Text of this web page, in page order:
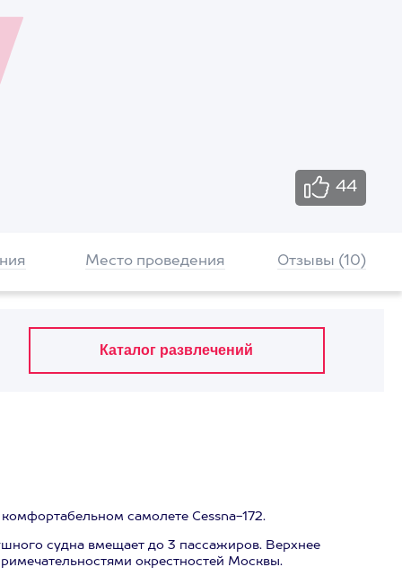
44
Место проведения Отзывы (10)
самолете Cessna-172.
судна вмещает до 3 пассажиров. Верхнее
окрестностей Москвы.